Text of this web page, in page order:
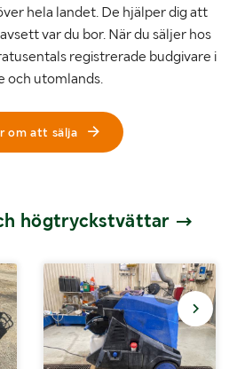
hela landet. De hjälper dig att
var du bor. När du säljer hos
registrerade budgivare i
och utomlands.
om att sälja
högtryckstvättar